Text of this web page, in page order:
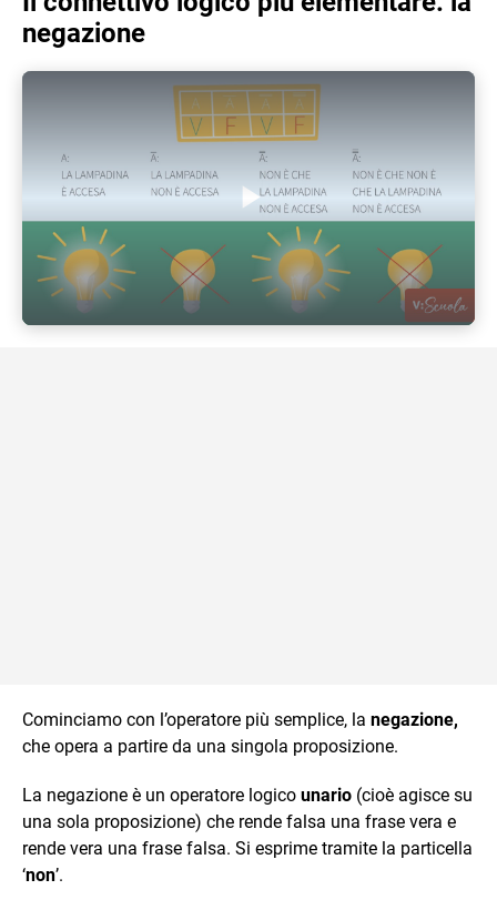
negazione
Play Video
Cominciamo con l’operatore più semplice, la negazione,
che opera a partire da una singola proposizione.
La negazione è un operatore logico unario (cioè agisce su
una sola proposizione) che rende falsa una frase vera e
rende vera una frase falsa. Si esprime tramite la particella
‘non’.